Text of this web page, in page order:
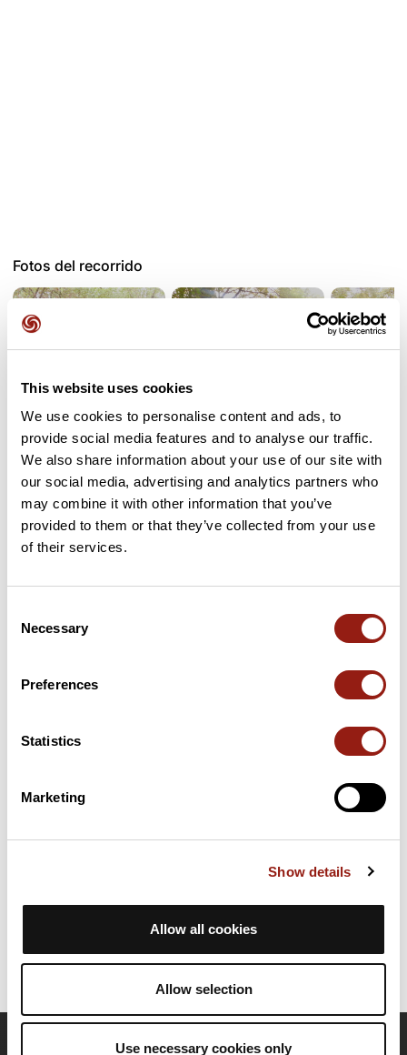
This website uses cookies
We use cookies to personalise content and ads, to
provide social media features and to analyse our traffic.
We also share information about your use of our site with
our social media, advertising and analytics partners who
may combine it with other information that you’ve
provided to them or that they’ve collected from your use
of their services.
Selection
Necessary
Preferences
Statistics
Marketing
Show details
Allow all cookies
Allow selection
Use necessary cookies only
Fotos del recorrido
Opiniones de los usuarios
Este recorrido aún no contiene opiniones. ¿Ya lo has
Resumen
Descubre este recorrido de marcha de 2,7 km cerca de Brie.
0,7 km por carreteras. Calcula unas 44 minutos y 56 segundos
para completar esta ruta.
Fecha de creación del recorrido: 4 de noviembre de 2024 7:54:58.
Última actualización de la ficha de ruta: 10 de diciembre de 2025